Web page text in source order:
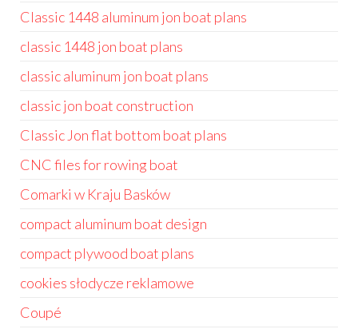
Classic 1448 aluminum jon boat plans
classic 1448 jon boat plans
classic aluminum jon boat plans
classic jon boat construction
Classic Jon flat bottom boat plans
CNC files for rowing boat
Comarki w Kraju Basków
compact aluminum boat design
compact plywood boat plans
cookies słodycze reklamowe
Coupé